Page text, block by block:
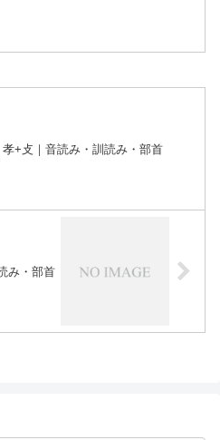
孝+攴｜音読み・訓読み・部首
み・部首